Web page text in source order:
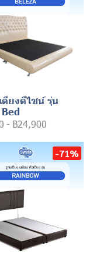
ตียงดีไซน์ รุ่น
- ฿24,900
-71%